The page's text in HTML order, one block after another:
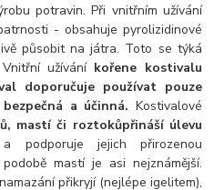
potravin. Při vnitřním užívání
- obsahuje pyrolizidinové
působit na játra. Toto se týká
užívání kořene kostivalu
doporučuje používat pouze
a účinná. Kostivalové
mastí či roztokůpřináší úlevu
podporuje jejich přirozenou
mastí je asi nejznámější.
přikryjí (nejlépe igelitem),